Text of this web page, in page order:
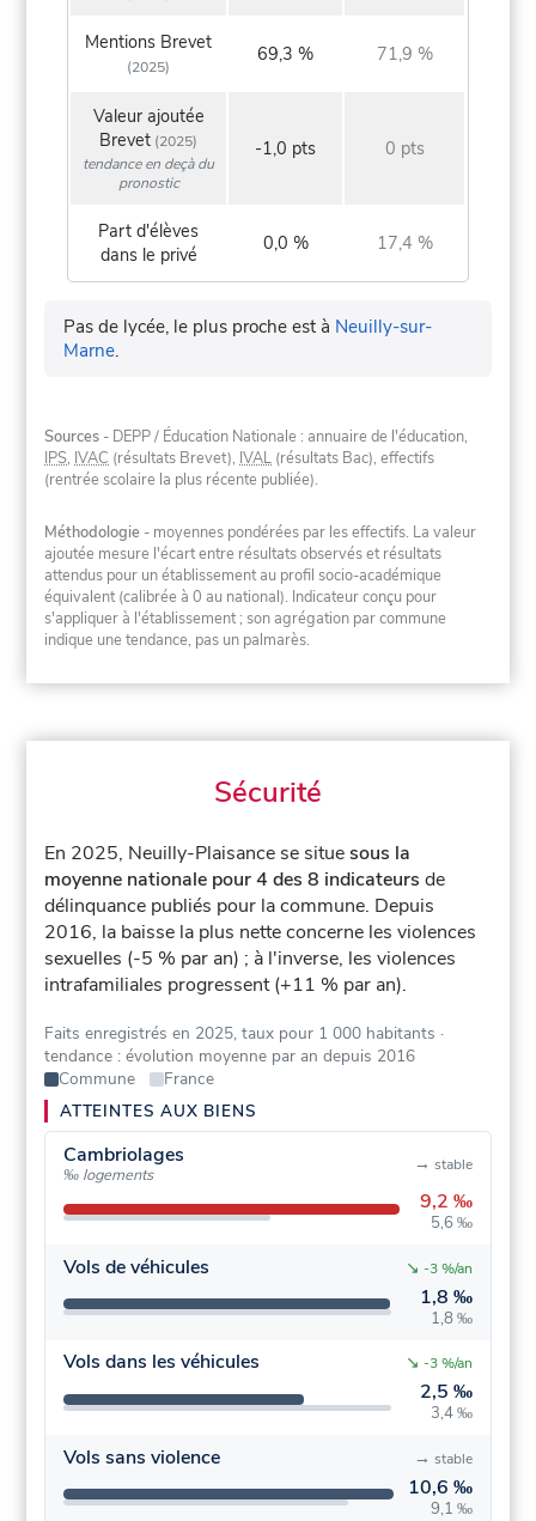
Mentions Brevet
(2025)
69,3 % 71,9 %
Valeur ajoutée
Brevet (2025)
tendance en deçà du
pronostic
-1,0 pts 0 pts
Part d'élèves
dans le privé
0,0 % 17,4 %
Pas de lycée, le plus proche est à Neuilly-sur-
Marne.
Sources - DEPP / Éducation Nationale : annuaire de l'éducation,
IPS, IVAC (résultats Brevet), IVAL (résultats Bac), effectifs
(rentrée scolaire la plus récente publiée).
Méthodologie - moyennes pondérées par les effectifs. La valeur
ajoutée mesure l'écart entre résultats observés et résultats
attendus pour un établissement au profil socio-académique
équivalent (calibrée à 0 au national). Indicateur conçu pour
s'appliquer à l'établissement ; son agrégation par commune
indique une tendance, pas un palmarès.
Sécurité
En 2025, Neuilly-Plaisance se situesous la
moyenne nationale pour 4 des 8 indicateurs de
délinquance publiés pour la commune. Depuis
2016, la baisse la plus nette concerne les violences
sexuelles (-5 % par an) ; à l'inverse, les violences
intrafamiliales progressent (+11 % par an).
Faits enregistrés en 2025, taux pour 1 000 habitants ·
tendance : évolution moyenne par an depuis 2016
Commune
France
ATTEINTES AUX BIENS
Cambriolages
‰ logements
9,2 ‰
5,6 ‰
→ stable
Vols de véhicules
1,8 ‰
1,8 ‰
↘ -3 %/an
Vols dans les véhicules
2,5 ‰
3,4 ‰
↘ -3 %/an
Vols sans violence
10,6 ‰
9,1 ‰
→ stable